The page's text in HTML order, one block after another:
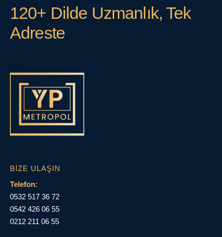
120+ Dilde Uzmanlık, Tek
Adreste
BIZE ULAŞIN
Telefon:
0532 517 36 72
0542 426 06 55
0212 211 06 55